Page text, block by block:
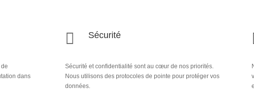
dans
 Sécurité
Sécurité et confidentialité sont au cœur de nos priorités.
Nous utilisons des protocoles de pointe pour protéger vos
données.